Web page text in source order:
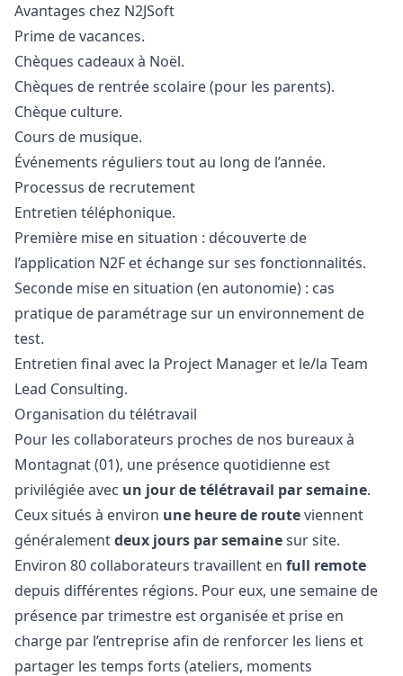
Avantages chez N2JSoft
Prime de vacances.
Chèques cadeaux à Noël.
Chèques de rentrée scolaire (pour les parents).
Chèque culture.
Cours de musique.
Événements réguliers tout au long de l’année.
Processus de recrutement
Entretien téléphonique.
Première mise en situation : découverte de
l’application N2F et échange sur ses fonctionnalités.
Seconde mise en situation (en autonomie) : cas
pratique de paramétrage sur un environnement de
test.
Entretien final avec la Project Manager et le/la Team
Lead Consulting.
Organisation du télétravail
Pour les collaborateurs proches de nos bureaux à
Montagnat (01), une présence quotidienne est
privilégiée avec un jour de télétravail par semaine.
Ceux situés à environ une heure de routeviennent
généralementdeux jours par semainesur site.
Environ 80 collaborateurs travaillent en full remote
depuis différentes régions. Pour eux, une semaine de
présence par trimestre est organisée et prise en
charge par l’entreprise afin de renforcer les liens et
partager les temps forts (ateliers, moments